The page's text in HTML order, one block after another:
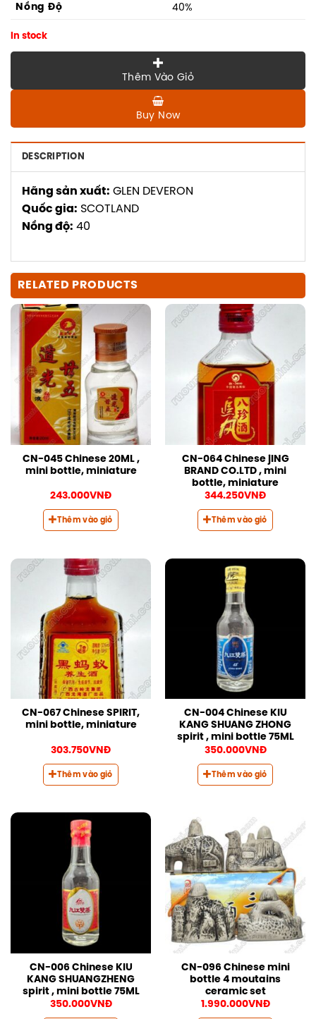
Nồng Độ
40%
In stock
Thêm Vào Giỏ
Buy Now
DESCRIPTION
Hãng sản xuất: GLEN DEVERON
Quốc gia: SCOTLAND
Nồng độ: 40
RELATED PRODUCTS
CN-045 Chinese 20ML ,
mini bottle, miniature
243.000VNĐ
Thêm vào giỏ
CN-064 Chinese jING
BRAND CO.LTD , mini
bottle, miniature
344.250VNĐ
Thêm vào giỏ
CN-067 Chinese SPIRIT,
mini bottle, miniature
303.750VNĐ
Thêm vào giỏ
CN-004 Chinese KIU
KANG SHUANG ZHONG
spirit , mini bottle 75ML
350.000VNĐ
Thêm vào giỏ
CN-006 Chinese KIU
KANG SHUANGZHENG
spirit , mini bottle 75ML
350.000VNĐ
CN-096 Chinese mini
bottle 4 moutains
ceramic set
1.990.000VNĐ